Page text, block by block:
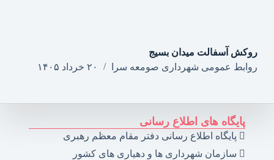
روکش آسفالت میدان بسیج
روابط عمومی شهرداری صومعه سرا
۲۰ خرداد ۱۴۰۵
پایگاه های اطلاع رسانی
پایگاه اطلاع رسانی دفتر مقام معظم رهبری
سازمان شهرداری ها و دهیاری های کشور